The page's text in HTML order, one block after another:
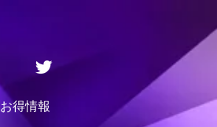
お得情報